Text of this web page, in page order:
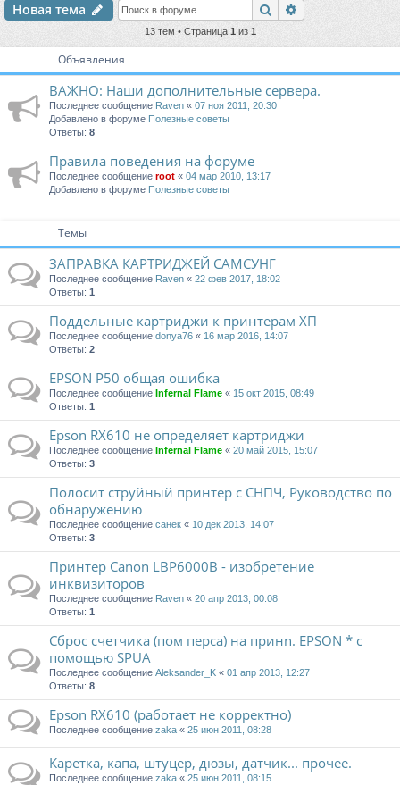
Новая тема Поиск
13 тем • Страница 1 из 1
Объявления
ВАЖНО: Наши дополнительные сервера.
Последнее сообщение Raven « 07 ноя 2011, 20:30
Добавлено в форуме Полезные советы
Ответы: 8
Правила поведения на форуме
Последнее сообщение root « 04 мар 2010, 13:17
Добавлено в форуме Полезные советы
Темы
ЗАПРАВКА КАРТРИДЖЕЙ САМСУНГ
Последнее сообщение Raven « 22 фев 2017, 18:02
Ответы: 1
Поддельные кaртриджи к принтeрaм ХП
Последнее сообщение donya76 « 16 мар 2016, 14:07
Ответы: 2
EPSON P50 общая ошибка
Последнее сообщение Infernal Flame « 15 окт 2015, 08:49
Ответы: 1
Epson RX610 не определяет картриджи
Последнее сообщение Infernal Flame « 20 май 2015, 15:07
Ответы: 3
Полосит струйный принтер с СНПЧ, Руководство по
обнаружению
Последнее сообщение санек « 10 дек 2013, 14:07
Ответы: 3
Принтер Canon LBP6000B - изобретение
инквизиторов
Последнее сообщение Raven « 20 апр 2013, 00:08
Ответы: 1
Сброс счетчика (пом перса) на принn. EPSON * с
помощью SPUA
Последнее сообщение Aleksander_K « 01 апр 2013, 12:27
Ответы: 8
Epson RX610 (работает не корректно)
Последнее сообщение zaka « 25 июн 2011, 08:28
Каретка, капа, штуцер, дюзы, датчик... прочее.
Последнее сообщение zaka « 25 июн 2011, 08:15